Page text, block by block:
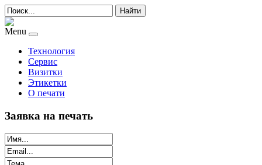
Найти
Menu
Технология
Сервис
Визитки
Этикетки
О печати
Заявка на печать